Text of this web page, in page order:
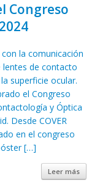
Congreso
la comunicación
lentes de contacto
superficie ocular.
el Congreso
y Óptica
Desde COVER
en el congreso
[…]
Leer más